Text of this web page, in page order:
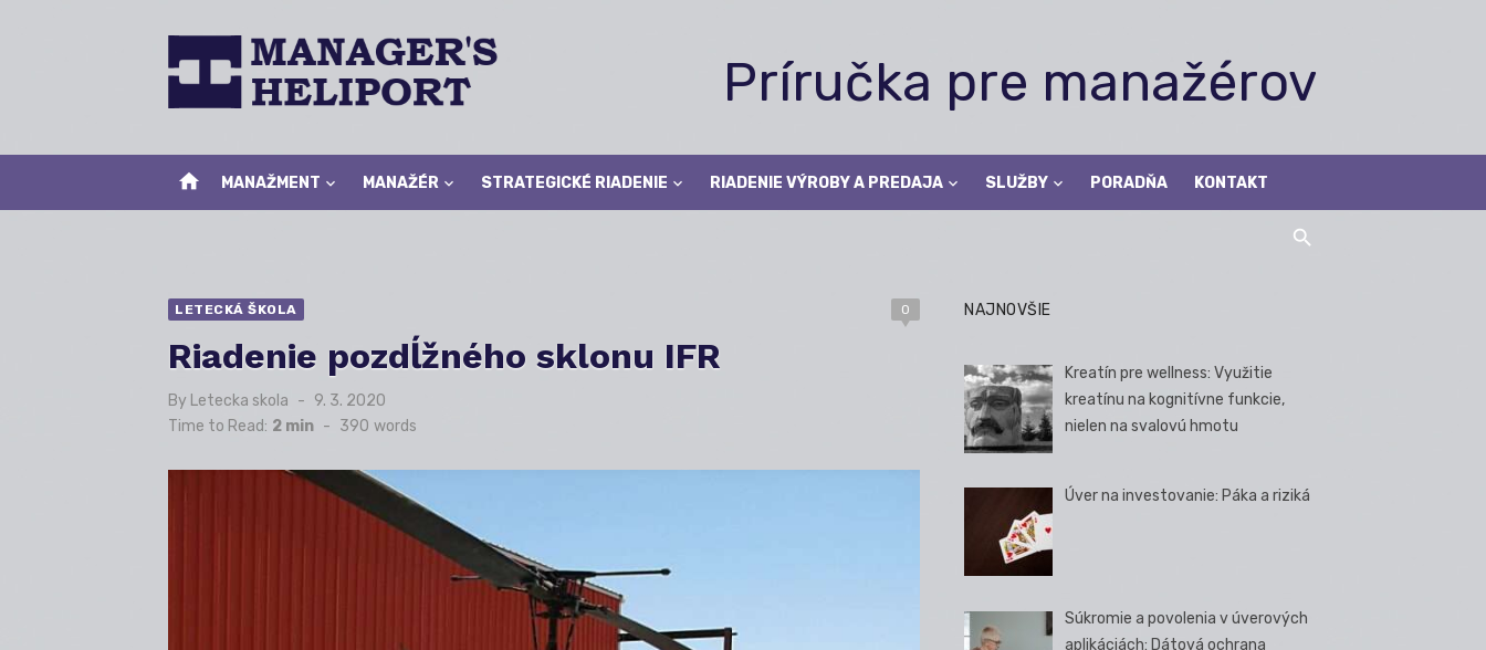
Príručka pre manažérov
home MANAŽMENT MANAŽÉR STRATEGICKÉ RIADENIE RIADENIE VÝROBY A PREDAJA SLUŽBY PORADŇA KONTAKT
LETECKÁ ŠKOLA 0
Riadenie pozdĺžného sklonu IFR
By Letecka skola
Posted
9. 3. 2020
Time to Read: 2 min - 390 words
NAJNOVŠIE
Kreatín pre wellness: Využitie
kreatínu na kognitívne funkcie,
nielen na svalovú hmotu
Úver na investovanie: Páka a riziká
Súkromie a povolenia v úverových
aplikáciách: Dátová ochrana